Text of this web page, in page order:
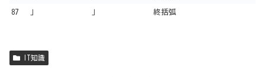
87 終括弧
IT知識